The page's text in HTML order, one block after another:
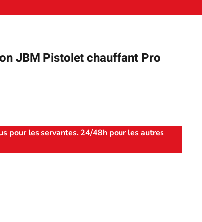
JBM Pistolet chauffant Pro
pour les servantes. 24/48h pour les autres